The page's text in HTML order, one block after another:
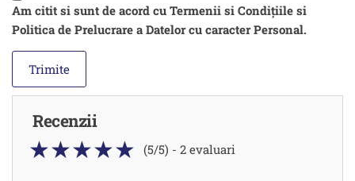
Am citit si sunt de acord cu Termenii si Condițiile si
Politica de Prelucrare a Datelor cu caracter Personal.
Recenzii
(5/5) - 2 evaluari